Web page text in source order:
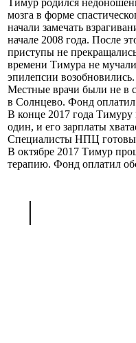
мозга в форме
начали замечать
начале 2008 года. После
приступы не
времени Тимура не
эпилепсии возобновились.
Местные врачи были не в
в Солнцево. Фонд оплатил
В конце 2017 года
один, и его зарплаты
Специалисты НПЦ готовы
В октябре 2017 Тимур
терапию. Фонд оплатил
|